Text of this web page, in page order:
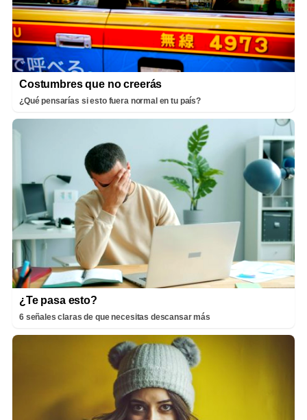
Costumbres que no creerás
¿Qué pensarías si esto fuera normal en tu país?
¿Te pasa esto?
6 señales claras de que necesitas descansar más